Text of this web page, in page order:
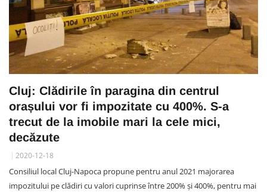
Cluj: Clădirile în paragina din centrul
orașului vor fi impozitate cu 400%. S-a
trecut de la imobile mari la cele mici,
decăzute
2020-12-18
Consiliul local Cluj-Napoca propune pentru anul 2021 majorarea
impozitului pe clădiri cu valori cuprinse între 200% și 400%, pentru mai